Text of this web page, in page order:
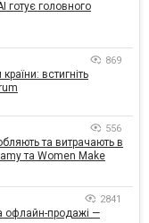
готує головного
869
встигніть
556
та витрачають в
та Women Make
2841
офлайн-продажі —